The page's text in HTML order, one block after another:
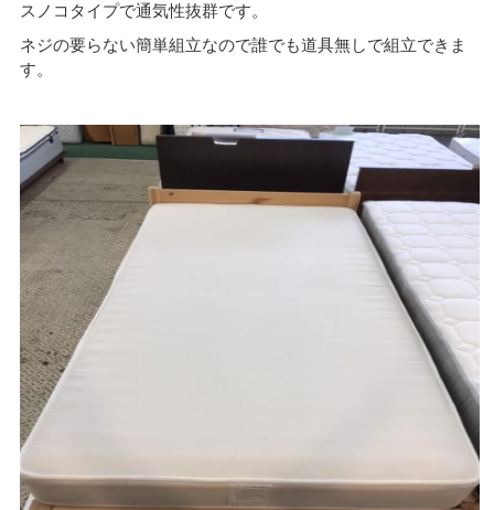
スノコタイプで通気性抜群です。
ネジの要らない簡単組立なので誰でも道具無しで組立できま
す。